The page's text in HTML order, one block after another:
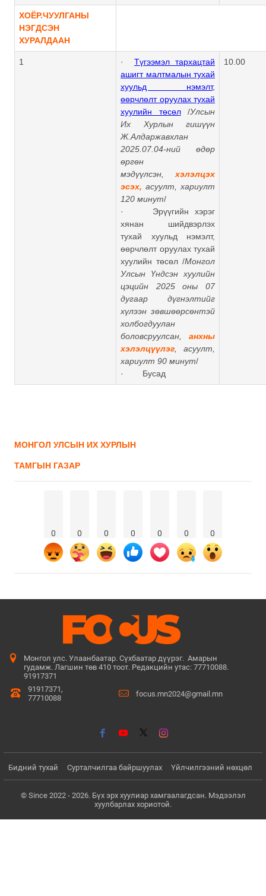
ХОЁР.ЧУУЛГАНЫ
НЭГДСЭН
ХУРАЛДААН
1 · Түгээмэл тархацтай
ашигт малтмалын тухай
хуульд нэмэлт,
өөрчлөлт оруулах тухай
хуулийн төсөл/Улсын
Их Хурлын гишүүн
Ж.Алдаржавхлан
2025.07.04-ний өдөр
өргөн
мэдүүлсэн,хэлэлцэх
эсэх, асуулт, хариулт
120 минут/
· Эрүүгийн хэрэг
хянан шийдвэрлэх
тухай хуульд нэмэлт,
өөрчлөлт оруулах тухай
хуулийн төсөл /Монгол
Улсын Үндсэн хуулийн
цэцийн 2025 оны 07
дугаар дүгнэлтийг
хүлээн зөвшөөрсөнтэй
холбогдуулан
боловсруулсан, анхны
хэлэлцүүлэг, асуулт,
хариулт 90 минут/
· Бусад
10.00
МОНГОЛ УЛСЫН ИХ ХУРЛЫН
ТАМГЫН ГАЗАР
0 0 0 0 0 0 0
Монгол улс. Улаанбаатар. Сүхбаатар дүүрэг. Амарын
гудамж. Лагшин төв 410 тоот. Редакцийн утас: 77710088.
91917371
91917371,
77710088
focus.mn2024@gmail.mn
Бидний тухай Сурталчилгаа байршуулах Үйлчилгээний нөхцөл
© Since 2022 - 2026. Бүх эрх хуулиар хамгаалагдсан. Мэдээлэл
хуулбарлах хориотой.